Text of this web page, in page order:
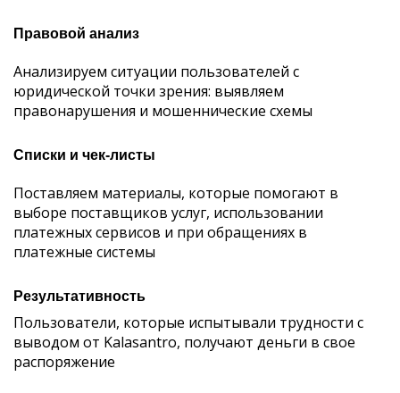
Правовой анализ
Анализируем ситуации пользователей с
юридической точки зрения: выявляем
правонарушения и мошеннические схемы
Списки и чек-листы
Поставляем материалы, которые помогают в
выборе поставщиков услуг, использовании
платежных сервисов и при обращениях в
платежные системы
Результативность
Пользователи, которые испытывали трудности с
выводом от Kalasantro, получают деньги в свое
распоряжение